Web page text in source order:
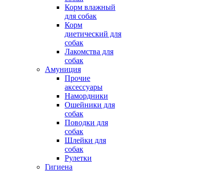
Корм влажный
для собак
Корм
диетический для
собак
Лакомства для
собак
Амуниция
Прочие
аксессуары
Намордники
Ошейники для
собак
Поводки для
собак
Шлейки для
собак
Рулетки
Гигиена